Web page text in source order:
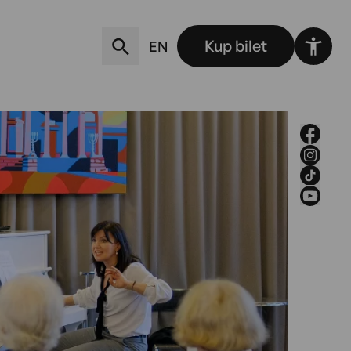
EN Kup bilet